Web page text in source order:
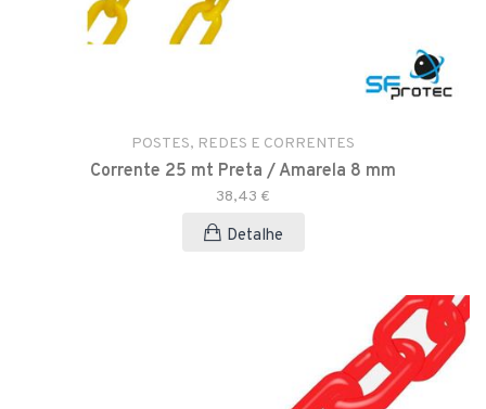
POSTES, REDES E CORRENTES
Corrente 25 mt Preta / Amarela 8 mm
38,43 €
Detalhe